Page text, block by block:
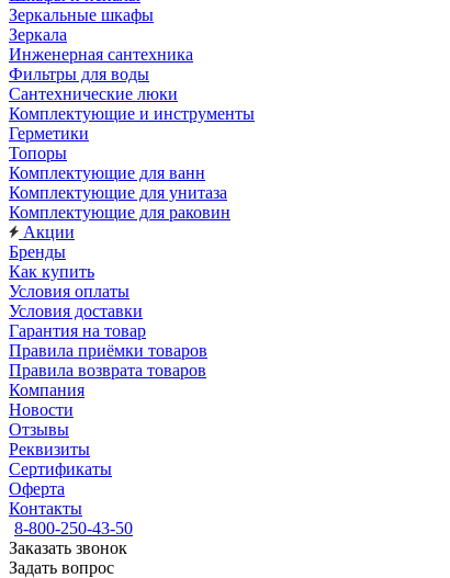
Зеркальные шкафы
Зеркала
Инженерная сантехника
Фильтры для воды
Сантехнические люки
Комплектующие и инструменты
Герметики
Топоры
Комплектующие для ванн
Комплектующие для унитаза
Комплектующие для раковин
Акции
Бренды
Как купить
Условия оплаты
Условия доставки
Гарантия на товар
Правила приёмки товаров
Правила возврата товаров
Компания
Новости
Отзывы
Реквизиты
Сертификаты
Оферта
Контакты
8-800-250-43-50
Заказать звонок
Задать вопрос